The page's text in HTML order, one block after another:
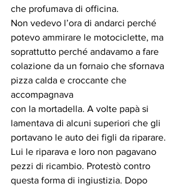
che profumava di officina.
Non vedevo l’ora di andarci perché
potevo ammirare le motociclette, ma
soprattutto perché andavamo a fare
colazione da un fornaio che sfornava
pizza calda e croccante che
accompagnava
con la mortadella. A volte papà si
lamentava di alcuni superiori che gli
portavano le auto dei figli da riparare.
Lui le riparava e loro non pagavano
pezzi di ricambio. Protestò contro
questa forma di ingiustizia. Dopo